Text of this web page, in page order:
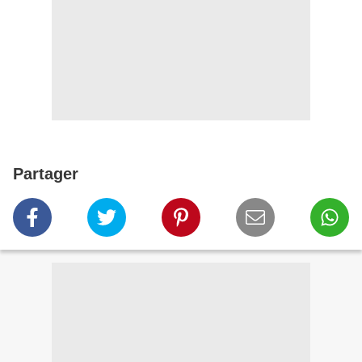
Partager